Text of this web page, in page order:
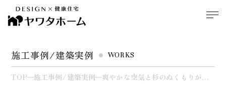
施工事例/建築実例 WORKS
TOP 施工事例/建築実例
爽やかな空気と杉のぬくもりが心